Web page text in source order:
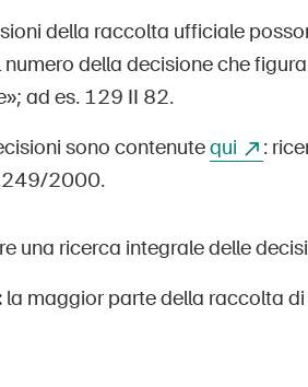
della raccolta ufficiale
numero della decisione che
ad es. 129 II 82.
sono contenutequi
:
2000.
una ricerca integrale delle
la maggior parte della raccolta